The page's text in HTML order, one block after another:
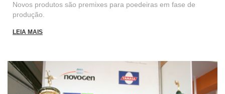
Novos produtos são premixes para poedeiras em fase de
produção.
LEIA MAIS